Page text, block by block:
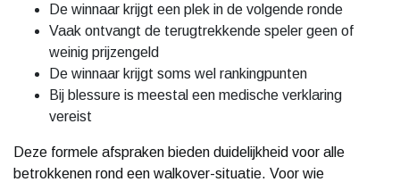
De winnaar krijgt een plek in de volgende ronde
Vaak ontvangt de terugtrekkende speler geen of
weinig prijzengeld
De winnaar krijgt soms wel rankingpunten
Bij blessure is meestal een medische verklaring
vereist
Deze formele afspraken bieden duidelijkheid voor alle
betrokkenen rond een walkover-situatie. Voor wie